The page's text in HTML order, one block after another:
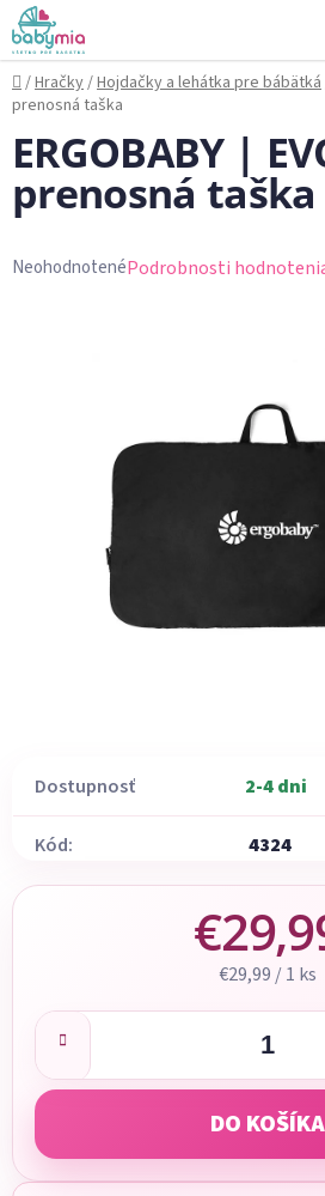
Prejsť
na
obsah
Domov
/Hračky/Hojdačky a lehátka pre bábätká
prenosná taška
Dostupnosť 2-4 dni
Kód: 4324
Jednotková
€29,99 / 1 ks
DO KOŠÍKA
ERGOBABY |
prenosná taška
Priemerné
NeohodnotenéPodrobnosti